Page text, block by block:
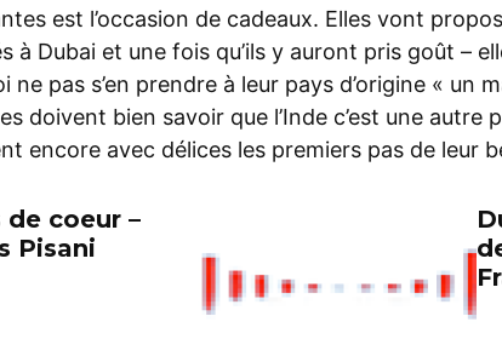
est l’occasion de cadeaux. Elles vont
à Dubai et une fois qu’ils y auront pris goût –
ne pas s’en prendre à leur pays d’origine « un
doivent bien savoir que l’Inde c’est une autre
encore avec délices les premiers pas de leur
de coeur –
Pisani